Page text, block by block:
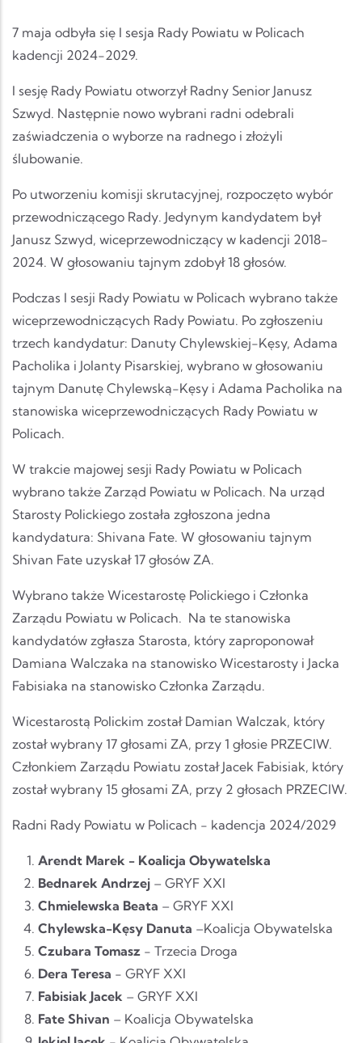
7 maja odbyła się I sesja Rady Powiatu w Policach
kadencji 2024-2029.
I sesję Rady Powiatu otworzył Radny Senior Janusz
Szwyd. Następnie nowo wybrani radni odebrali
zaświadczenia o wyborze na radnego i złożyli
ślubowanie.
Po utworzeniu komisji skrutacyjnej, rozpoczęto wybór
przewodniczącego Rady. Jedynym kandydatem był
Janusz Szwyd, wiceprzewodniczący w kadencji 2018-
2024. W głosowaniu tajnym zdobył 18 głosów.
Podczas I sesji Rady Powiatu w Policach wybrano także
wiceprzewodniczących Rady Powiatu. Po zgłoszeniu
trzech kandydatur: Danuty Chylewskiej-Kęsy, Adama
Pacholika i Jolanty Pisarskiej, wybrano w głosowaniu
tajnym Danutę Chylewską-Kęsy i Adama Pacholika na
stanowiska wiceprzewodniczących Rady Powiatu w
Policach.
W trakcie majowej sesji Rady Powiatu w Policach
wybrano także Zarząd Powiatu w Policach. Na urząd
Starosty Polickiego została zgłoszona jedna
kandydatura: Shivana Fate. W głosowaniu tajnym
Shivan Fate uzyskał 17 głosów ZA.
Wybrano także Wicestarostę Polickiego i Członka
Zarządu Powiatu w Policach. Na te stanowiska
kandydatów zgłasza Starosta, który zaproponował
Damiana Walczaka na stanowisko Wicestarosty i Jacka
Fabisiaka na stanowisko Członka Zarządu.
Wicestarostą Polickim został Damian Walczak, który
został wybrany 17 głosami ZA, przy 1 głosie PRZECIW.
Członkiem Zarządu Powiatu został Jacek Fabisiak, który
został wybrany 15 głosami ZA, przy 2 głosach PRZECIW.
Radni Rady Powiatu w Policach - kadencja 2024/2029
Arendt Marek - Koalicja Obywatelska
Bednarek Andrzej – GRYF XXI
Chmielewska Beata – GRYF XXI
Chylewska-Kęsy Danuta –Koalicja Obywatelska
Czubara Tomasz - Trzecia Droga
Dera Teresa - GRYF XXI
Fabisiak Jacek – GRYF XXI
Fate Shivan – Koalicja Obywatelska